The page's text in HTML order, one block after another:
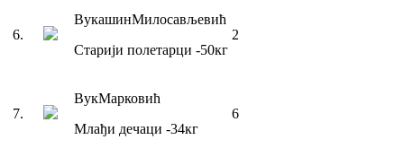
6.
ВукашинМилосављевић
Старији полетарци -50кг
2
7.
ВукМарковић
Млађи дечаци -34кг
6